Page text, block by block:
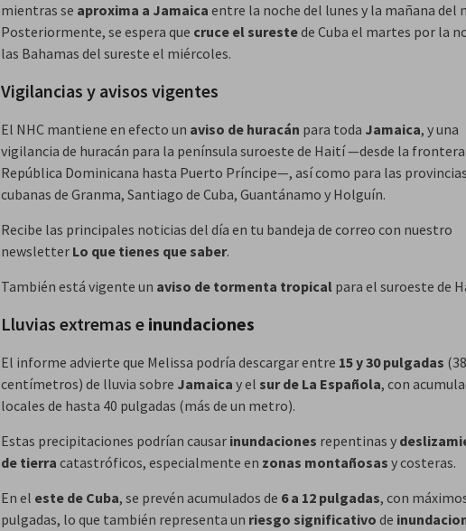
mientras se aproxima a Jamaica entre la noche del lunes y la mañana del
Posteriormente, se espera que cruce el surestede Cuba el martes por la
las Bahamas del sureste el miércoles.
Vigilancias y avisos vigentes
El NHC mantiene en efecto un aviso de huracán para toda Jamaica, y una
vigilancia de huracán para la península suroeste de Haití —desde la
República Dominicana hasta Puerto Príncipe—, así como para las provincias
cubanas de Granma, Santiago de Cuba, Guantánamo y Holguín.
Recibe las principales noticias del día en tu bandeja de correo con nuestro
newsletter Lo que tienes que saber.
También está vigente un aviso de tormenta tropical para el suroeste de
Lluvias extremas e inundaciones
El informe advierte que Melissa podría descargar entre 15 y 30 pulgadas
centímetros) de lluvia sobre Jamaica y el sur de La Española, con
locales de hasta 40 pulgadas (más de un metro).
Estas precipitaciones podrían causar inundaciones repentinas y
de tierra catastróficos, especialmente en zonas montañosas y costeras.
En el este de Cuba, se prevén acumulados de 6 a 12 pulgadas, con
pulgadas, lo que también representa un riesgo significativo de